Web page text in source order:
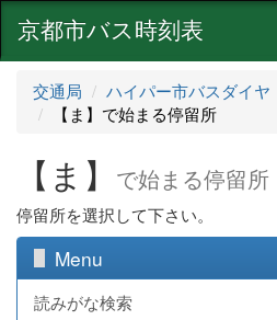
京都市バス時刻表
交通局 ハイパー市バスダイヤ
【ま】で始まる停留所
【ま】 で始まる停留所
停留所を選択して下さい。
Menu
読みがな検索